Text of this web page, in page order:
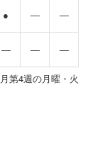
● ― ―
― ― ―
第4週の月曜・火